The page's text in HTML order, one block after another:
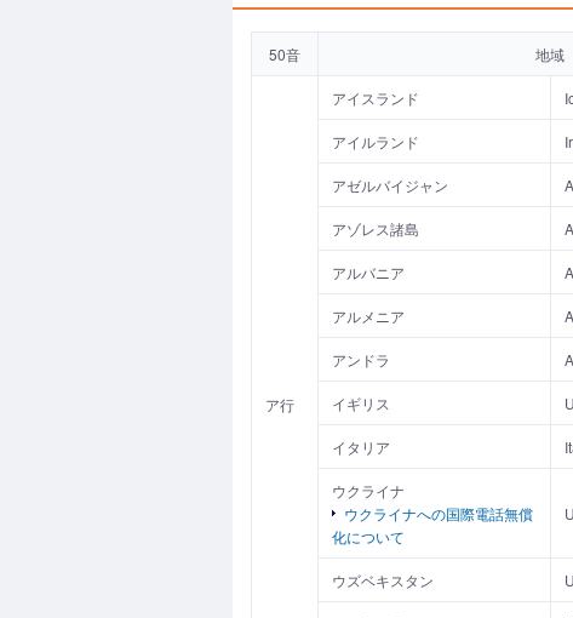
50音 地域
ア行
アイスランド
アイルランド
アゼルバイジャン
アゾレス諸島
アルバニア
アルメニア
アンドラ
イギリス
イタリア
ウクライナ
ウクライナへの国際電話無償
化について
ウズベキスタン